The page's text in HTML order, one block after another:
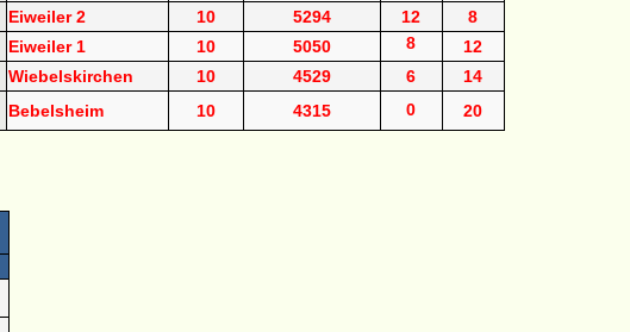
Eiweiler 2 10 5294 12
8
Eiweiler 1 10 5050 8
12
Wiebelskirchen 10 4529 6
14
Bebelsheim 10 4315 0 20